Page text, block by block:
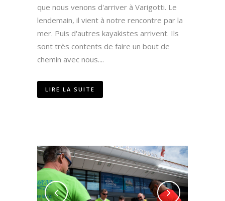
que nous venons d'arriver à Varigotti. Le
lendemain, il vient à notre rencontre par la
mer. Puis d'autres kayakistes arrivent. Ils
sont très contents de faire un bout de
chemin avec nous....
LIRE LA SUITE